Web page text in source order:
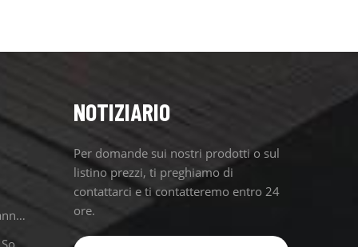
Gancio Per Tetto In Tegole Per Pannelli Solari
NOTIZIARIO
Per domande sui nostri prodotti o sul
listino prezzi, ti preghiamo di
contattarci e ti contatteremo entro 24
ore.